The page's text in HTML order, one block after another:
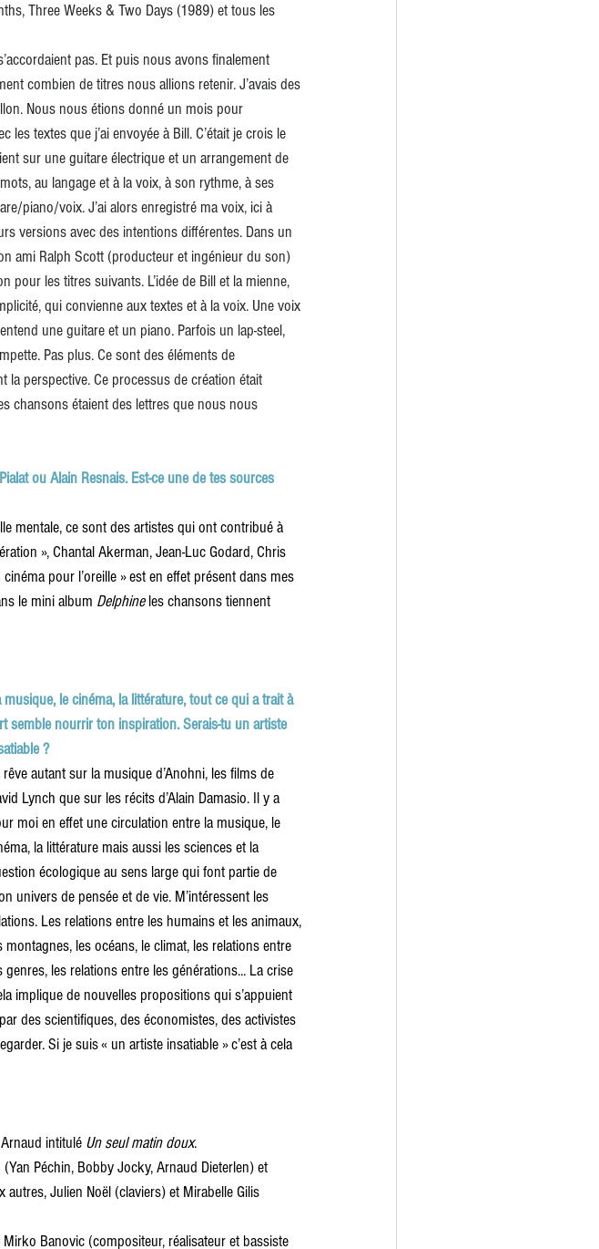
Three Weeks & Two Days (1989) et tous les
pas. Et puis nous avons finalement
combien de titres nous allions retenir. J’avais des
Nous nous étions donné un mois pour
les textes que j’ai envoyée à Bill. C’était je crois le
sur une guitare électrique et un arrangement de
au langage et à la voix, à son rythme, à ses
piano/voix. J’ai alors enregistré ma voix, ici à
versions avec des intentions différentes. Dans un
ami Ralph Scott (producteur et ingénieur du son)
pour les titres suivants. L’idée de Bill et la mienne,
qui convienne aux textes et à la voix. Une voix
une guitare et un piano. Parfois un lap-steel,
Pas plus. Ce sont des éléments de
perspective. Ce processus de création était
chansons étaient des lettres que nous nous
ou Alain Resnais. Est-ce une de tes sources
mentale, ce sont des artistes qui ont contribué à
», Chantal Akerman, Jean-Luc Godard, Chris
pour l’oreille » est en effet présent dans mes
le mini album Delphine les chansons tiennent
musique, le cinéma, la littérature, tout ce qui a trait à
semble nourrir ton inspiration. Serais-tu un artiste
?
rêve autant sur la musique d’Anohni, les films de
Lynch que sur les récits d’Alain Damasio. Il y a
moi en effet une circulation entre la musique, le
la littérature mais aussi les sciences et la
écologique au sens large qui font partie de
univers de pensée et de vie. M’intéressent les
Les relations entre les humains et les animaux,
montagnes, les océans, le climat, les relations entre
genres, les relations entre les générations... La crise
implique de nouvelles propositions qui s’appuient
des scientifiques, des économistes, des activistes
Si je suis « un artiste insatiable » c’est à cela
intitulé Un seul matin doux.
Péchin, Bobby Jocky, Arnaud Dieterlen) et
Julien Noël (claviers) et Mirabelle Gilis
Banovic (compositeur, réalisateur et bassiste